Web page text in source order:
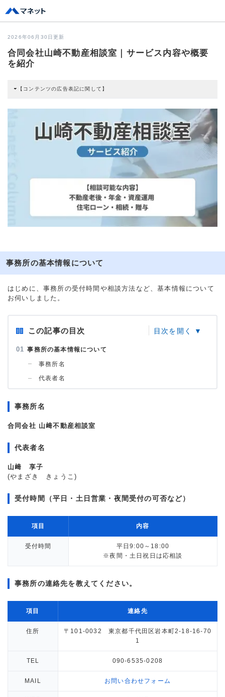
2026年06月30日更新
合同会社山崎不動産相談室｜サービス内容や概要
を紹介
【コンテンツの広告表記に関して】
すると弊社に対して企業から紹介報酬が支払われるという収益モデルです。 た
だし、特定の商品を根拠なくPRするものではなく、当編集部の調査／ユーザー
への口コミ収集などに基づき、公平性を担保した情報提供を行っています。
>提携企業一覧
事務所の基本情報について
はじめに、事務所の受付時間や相談方法など、基本情報について
お伺いしました。
この記事の目次
事務所の基本情報について
事務所名
代表者名
事務所名
合同会社 山﨑不動産相談室
代表者名
山﨑 享子
(やまざき きょうこ)
受付時間（平日・土日営業・夜間受付の可否など）
項目 内容
受付時間
平日9:00～18:00
※夜間・土日祝日は応相談
事務所の連絡先を教えてください。
項目 連絡先
住所
〒101-0032 東京都千代田区岩本町2-18-16-70
1
TEL 090-6535-0208
MAIL お問い合わせフォーム